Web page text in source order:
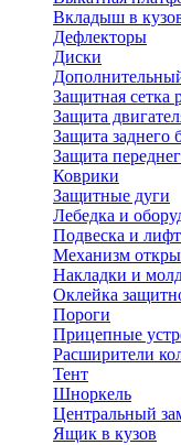
Вкладыш в
Дефлекторы
Диски
Защитная сетка
Защита
Защита заднего
Защита
Коврики
Защитные дуги
Лебедка и
Подвеска и
Механизм
Накладки и
Оклейка
Пороги
Прицепные
Расширители
Тент
Шноркель
Центральный
Ящик в кузов